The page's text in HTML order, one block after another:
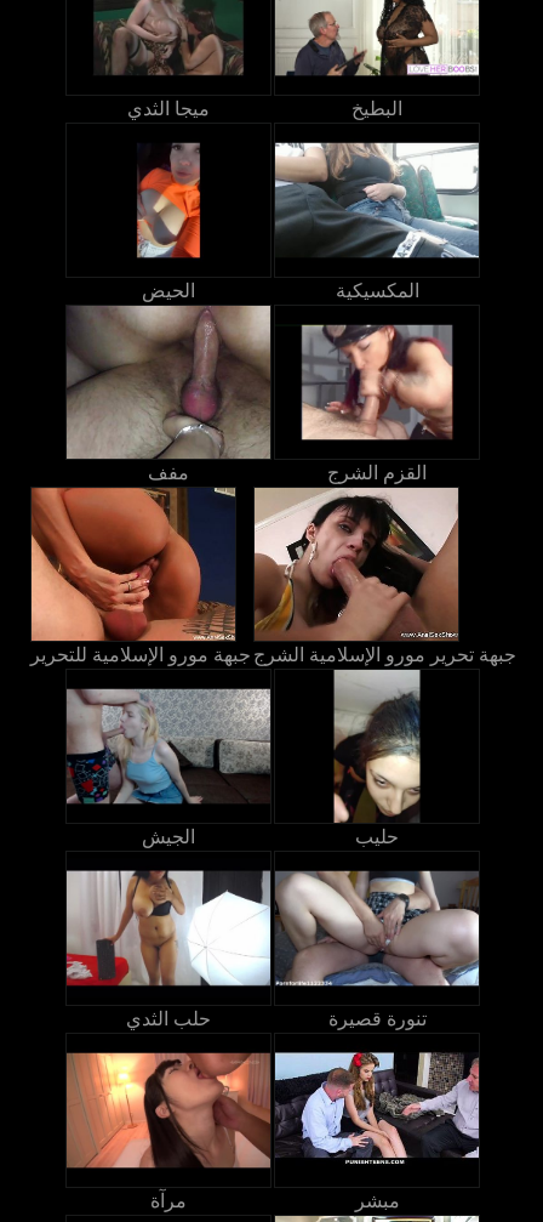
ميجا الثدي البطيخ
الحيض المكسيكية
مفف القزم الشرج
جبهة مورو الإسلامية للتحرير جبهة تحرير مورو الإسلامية الشرج
الجيش حليب
حلب الثدي تنورة قصيرة
مرآة مبشر